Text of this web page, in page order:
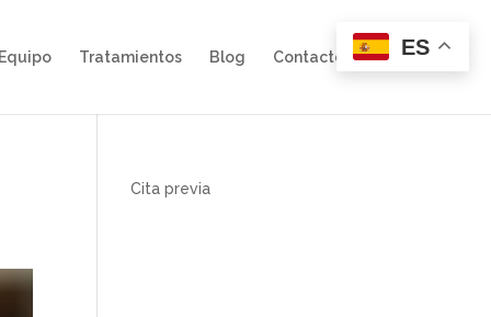
Tratamientos Blog Contacto
Cita previa
ES